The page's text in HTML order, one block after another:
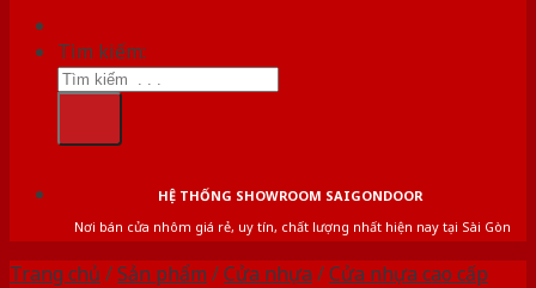
Tìm kiếm:
HỆ THỐNG SHOWROOM SAIGONDOOR
Nơi bán cửa nhôm giá rẻ, uy tín, chất lượng nhất hiện nay tại Sài Gòn
Trang chủ /Sản phẩm /Cửa nhựa /Cửa nhựa cao cấp